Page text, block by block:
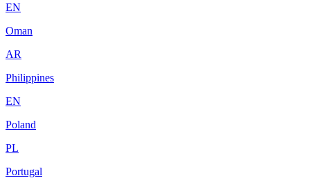
EN
Oman
AR
Philippines
EN
Poland
PL
Portugal